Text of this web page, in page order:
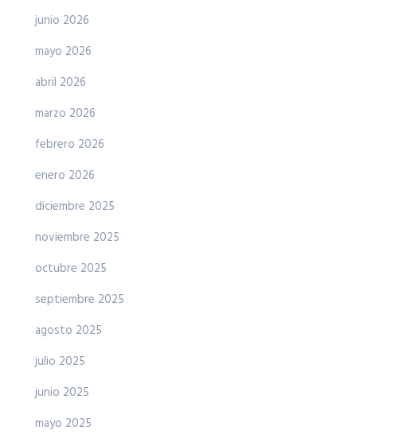
junio 2026
mayo 2026
abril 2026
marzo 2026
febrero 2026
enero 2026
diciembre 2025
noviembre 2025
octubre 2025
septiembre 2025
agosto 2025
julio 2025
junio 2025
mayo 2025